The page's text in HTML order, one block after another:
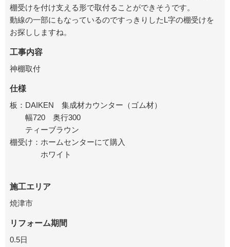
棚受けを付け支える形で取付ることができそうです。
動線の一部にもなっているのですっきりしたL字の棚受けを
お探ししますね。
工事内容
神棚取付
仕様
板：DAIKEN 集成材カウンター（ゴム材）
幅720 奥行300
ティーブラウン
棚受け：ホームセンターにて購入
ホワイト
施工エリア
焼津市
リフォーム期間
0.5日